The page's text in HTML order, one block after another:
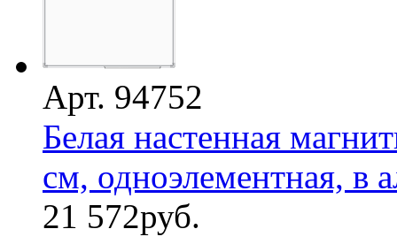
Арт. 94752
Белая настенная
см, одноэлементная, в
21 572руб.